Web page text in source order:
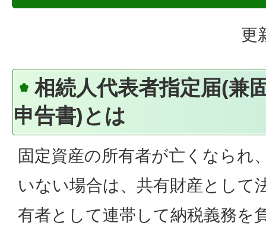
更
相続人代表者指定届(兼
申告書)とは
固定資産の所有者が亡くなられ
いない場合は、共有財産として
有者として連帯して納税義務を